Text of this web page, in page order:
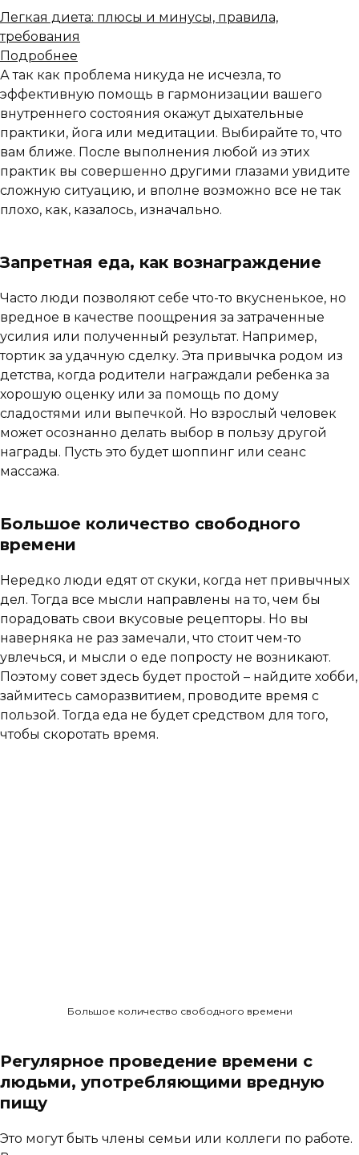
Легкая диета: плюсы и минусы, правила,
требования
Подробнее
А так как проблема никуда не исчезла, то
эффективную помощь в гармонизации вашего
внутреннего состояния окажут дыхательные
практики, йога или медитации. Выбирайте то, что
вам ближе. После выполнения любой из этих
практик вы совершенно другими глазами увидите
сложную ситуацию, и вполне возможно все не так
плохо, как, казалось, изначально.
Запретная еда, как вознаграждение
Часто люди позволяют себе что-то вкусненькое, но
вредное в качестве поощрения за затраченные
усилия или полученный результат. Например,
тортик за удачную сделку. Эта привычка родом из
детства, когда родители награждали ребенка за
хорошую оценку или за помощь по дому
сладостями или выпечкой. Но взрослый человек
может осознанно делать выбор в пользу другой
награды. Пусть это будет шоппинг или сеанс
массажа.
Большое количество свободного
времени
Нередко люди едят от скуки, когда нет привычных
дел. Тогда все мысли направлены на то, чем бы
порадовать свои вкусовые рецепторы. Но вы
наверняка не раз замечали, что стоит чем-то
увлечься, и мысли о еде попросту не возникают.
Поэтому совет здесь будет простой – найдите хобби,
займитесь саморазвитием, проводите время с
пользой. Тогда еда не будет средством для того,
чтобы скоротать время.
Большое количество свободного времени
Регулярное проведение времени с
людьми, употребляющими вредную
пищу
Это могут быть члены семьи или коллеги по работе.